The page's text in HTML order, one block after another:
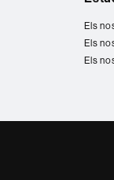
Els
Els
Els